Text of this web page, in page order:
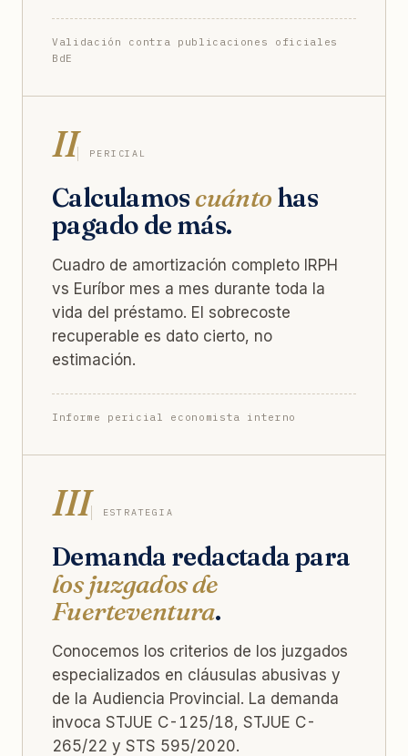
Validación contra publicaciones oficiales
BdE
II PERICIAL
Calculamoscuánto has
pagado de más.
Cuadro de amortización completo IRPH
vs Euríbor mes a mes durante toda la
vida del préstamo. El sobrecoste
recuperable es dato cierto, no
estimación.
Informe pericial economista interno
III ESTRATEGIA
Demanda redactada para
los juzgados de
Fuerteventura.
Conocemos los criterios de los juzgados
especializados en cláusulas abusivas y
de la Audiencia Provincial. La demanda
invoca STJUE C-125/18, STJUE C-
265/22 y STS 595/2020.